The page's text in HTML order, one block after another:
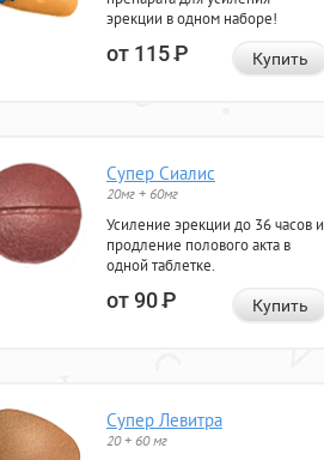
эрекции в одном наборе!
от 115Р Купить
Супер Сиалис
20мг + 60мг
Усиление эрекции до 36 часов и
продление полового акта в
одной таблетке.
от 90Р Купить
Супер Левитра
20 + 60 мг